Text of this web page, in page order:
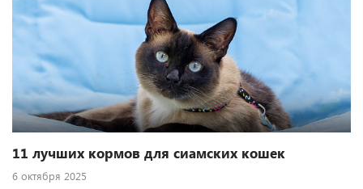
11 лучших кормов для сиамских кошек
6 октября 2025